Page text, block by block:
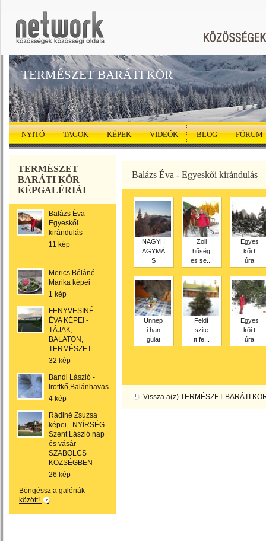
TERMÉSZET BARÁTI KÖR
NYITÓ TAGOK KÉPEK VIDEÓK BLOG FÓRUM
TERMÉSZET
BARÁTI KÖR
KÉPGALÉRIÁI
Balázs Éva -
Egyeskői
kirándulás
11 kép
Merics Béláné
Marika képei
1 kép
FENYVESINÉ
ÉVA KÉPEI -
TÁJAK,
BALATON,
TERMÉSZET
32 kép
Bandi László -
Irottkő,Balánhavas
4 kép
Rádiné Zsuzsa
képei - NYÍRSÉG
Szent László nap
és vásár
SZABOLCS
KÖZSÉGBEN
26 kép
Böngéssz a galériák
között!
Balázs Éva - Egyeskői kirándulás
NAGYH
AGYMÁ
S
Zoli
hűség
es se...
Egyes
kői t
úra
Ünnep
i han
gulat
Feldí
szite
tt fe...
Egyes
kői t
úra
Vissza a(z) TERMÉSZET BARÁTI